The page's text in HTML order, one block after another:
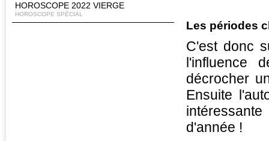
HOROSCOPE 2022 VIERGE
HOROSCOPE SPÉCIAL
Les périodes
C'est donc
l'influence
décrocher
Ensuite
d'année !